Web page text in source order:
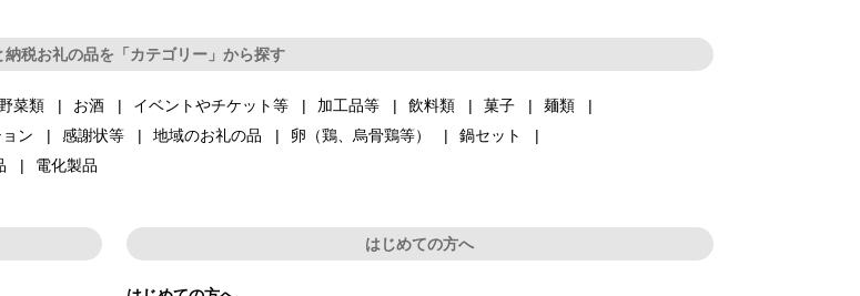
納税お礼の品を「カテゴリー」から探す
野菜類 お酒 イベントやチケット等 加工品等 飲料類 菓子
麺類
ン 感謝状等 地域のお礼の品 卵（鶏、烏骨鶏等）
鍋セット
電化製品
はじめての方へ